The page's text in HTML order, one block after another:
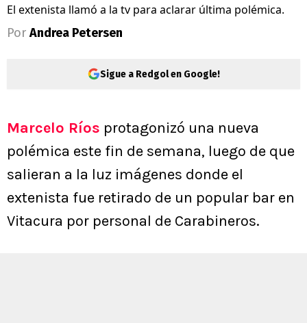
El extenista llamó a la tv para aclarar última polémica.
Por Andrea Petersen
Sigue a Redgol en Google!
Marcelo Ríos protagonizó una nueva
polémica este fin de semana, luego de que
salieran a la luz imágenes donde el
extenista fue retirado de un popular bar en
Vitacura por personal de Carabineros.